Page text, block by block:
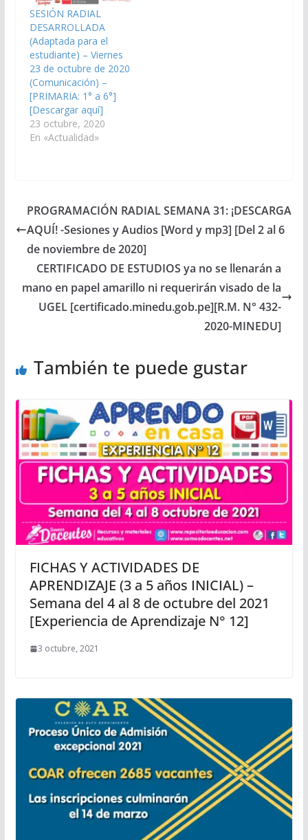
SESIÓN RADIAL
DESARROLLADA
(Adaptada para el
estudiante) – Viernes
23 de octubre de 2020
(Comunicación) –
[PRIMARIA: 1° a 6°]
[Descargar aquí]
23 octubre, 2020
En «Actualidad»
PROGRAMACIÓN RADIAL SEMANA 31: ¡DESCARGA
AQUÍ! -Sesiones y Audios [Word y mp3] [Del 2 al 6
de noviembre de 2020]
CERTIFICADO DE ESTUDIOS ya no se llenarán a
mano en papel amarillo ni requerirán visado de la
UGEL [certificado.minedu.gob.pe][R.M. N° 432-
2020-MINEDU]
También te puede gustar
FICHAS Y ACTIVIDADES DE
APRENDIZAJE (3 a 5 años INICIAL) –
Semana del 4 al 8 de octubre del 2021
[Experiencia de Aprendizaje N° 12]
3 octubre, 2021